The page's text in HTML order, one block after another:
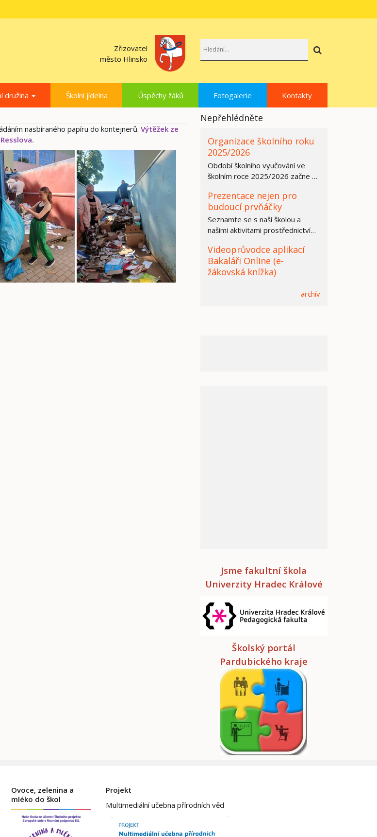
Zřizovatel
město Hlinsko
družina Školní jídelna Úspěchy žáků Fotogalerie Kontakty
nasbíraného papíru do kontejnerů. Výtěžek ze
Nepřehlédněte
Organizace školního roku
2025/2026
Období školního vyučování ve
školním roce 2025/2026 začne ve
středních…
Prezentace nejen pro
budoucí prvňáčky
Seznamte se s naší školou a
našimi aktivitami prostřednictvím
Videoprůvodce aplikací
Bakaláři Online (e-
žákovská knížka)
archív
Jsme fakultní škola
Univerzity Hradec Králové
Školský portál
Pardubického kraje
Ovoce, zelenina a
mléko do škol
Projekt
Multimediální učebna přírodních věd